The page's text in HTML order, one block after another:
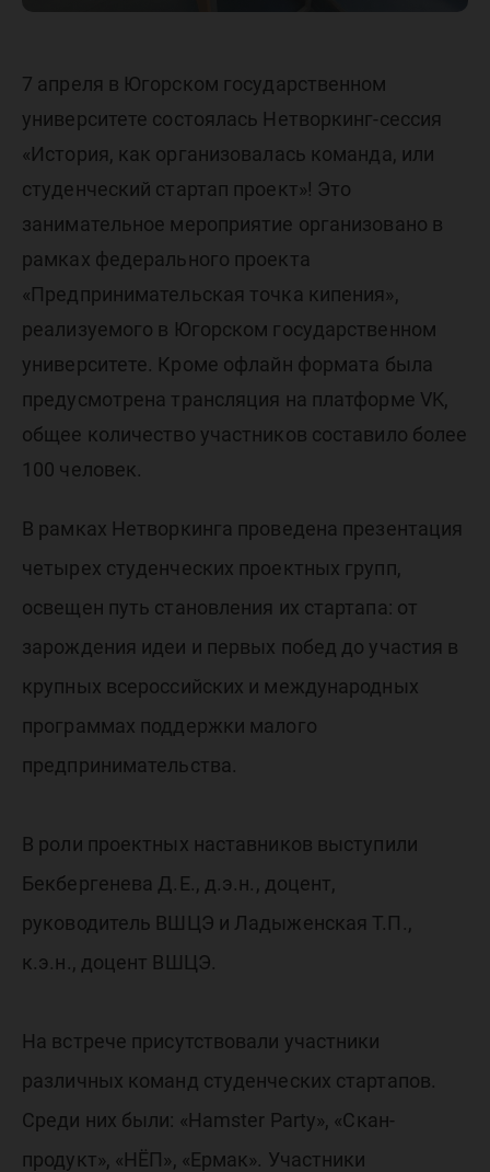
7 апреля в Югорском государственном
университете состоялась Нетворкинг-сессия
«История, как организовалась команда, или
студенческий стартап проект»! Это
занимательное мероприятие организовано в
рамках федерального проекта
«Предпринимательская точка кипения»,
реализуемого в Югорском государственном
университете. Кроме офлайн формата была
предусмотрена трансляция на платформе VK,
общее количество участников составило более
100 человек.
В рамках Нетворкинга проведена презентация
четырех студенческих проектных групп,
освещен путь становления их стартапа: от
зарождения идеи и первых побед до участия в
крупных всероссийских и международных
программах поддержки малого
предпринимательства.
В роли проектных наставников выступили
Бекбергенева Д.Е., д.э.н., доцент,
руководитель ВШЦЭ и Ладыженская Т.П.,
к.э.н., доцент ВШЦЭ.
На встрече присутствовали участники
различных команд студенческих стартапов.
Среди них были: «Hamster Party», «Скан-
продукт», «НЁП», «Ермак». Участники